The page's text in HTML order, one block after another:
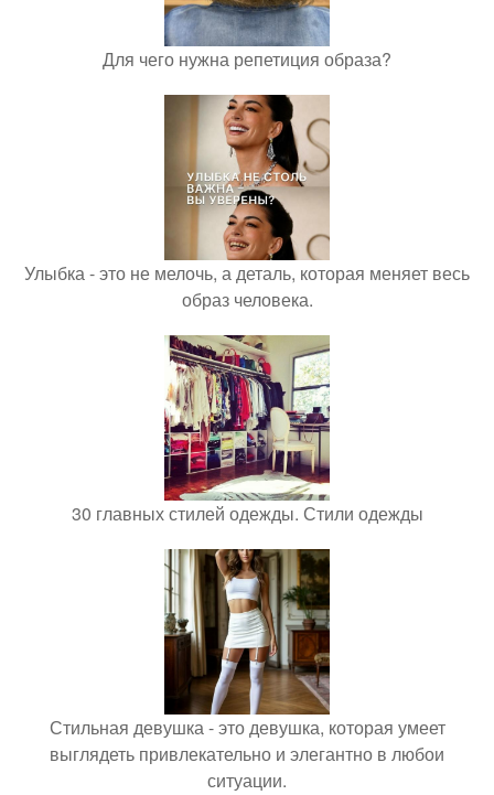
Для чего нужна репетиция образа?
Улыбка - это не мелочь, а деталь, которая меняет весь
образ человека.
30 главных стилей одежды. Стили одежды
Стильная девушка - это девушка, которая умеет
выглядеть привлекательно и элегантно в любои
ситуации.